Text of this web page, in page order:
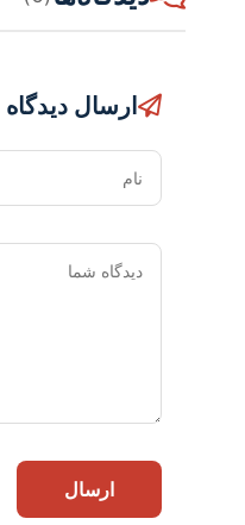
ارسال دیدگاه
ارسال